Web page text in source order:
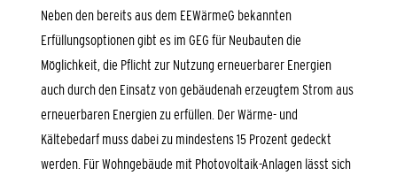
Neben den bereits aus dem EEWärmeG bekannten
Erfüllungsoptionen gibt es im GEG für Neubauten die
Möglichkeit, die Pflicht zur Nutzung erneuerbarer Energien
auch durch den Einsatz von gebäudenah erzeugtem Strom aus
erneuerbaren Energien zu erfüllen. Der Wärme- und
Kältebedarf muss dabei zu mindestens 15 Prozent gedeckt
werden. Für Wohngebäude mit Photovoltaik-Anlagen lässt sich